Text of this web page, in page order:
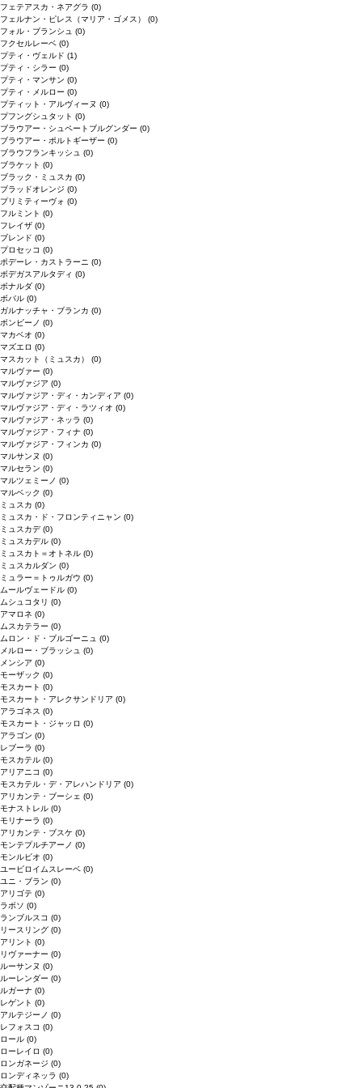
フェテアスカ・ネアグラ (0)
フェルナン・ピレス（マリア・ゴメス） (0)
フォル・ブランシュ (0)
フクセルレーベ (0)
プティ・ヴェルド (1)
プティ・シラー (0)
プティ・マンサン (0)
プティ・メルロー (0)
プティット・アルヴィーヌ (0)
プフングシュタット (0)
ブラウアー・シュペートブルグンダー (0)
ブラウアー・ポルトギーザー (0)
ブラウフランキッシュ (0)
ブラケット (0)
ブラック・ミュスカ (0)
ブラッドオレンジ (0)
プリミティーヴォ (0)
フルミント (0)
フレイザ (0)
ブレンド (0)
プロセッコ (0)
ポデーレ・カストラーニ (0)
ボデガスアルタディ (0)
ボナルダ (0)
ボバル (0)
ガルナッチャ・ブランカ (0)
ボンビーノ (0)
マカベオ (0)
マズエロ (0)
マスカット（ミュスカ） (0)
マルヴァー (0)
マルヴァジア (0)
マルヴァジア・ディ・カンディア (0)
マルヴァジア・ディ・ラツィオ (0)
マルヴァジア・ネッラ (0)
マルヴァジア・フィナ (0)
マルヴァジア・フィンカ (0)
マルサンヌ (0)
マルセラン (0)
マルツェミーノ (0)
マルベック (0)
ミュスカ (0)
ミュスカ・ド・フロンティニャン (0)
ミュスカデ(0)
ミュスカデル (0)
ミュスカト＝オトネル (0)
ミュスカルダン (0)
ミュラー＝トゥルガウ (0)
ムールヴェードル (0)
ムシュコタリ (0)
アマロネ (0)
ムスカテラー (0)
ムロン・ド・ブルゴーニュ (0)
メルロー・ブラッシュ (0)
メンシア (0)
モーザック (0)
モスカート (0)
モスカート・アレクサンドリア (0)
アラゴネス (0)
モスカート・ジャッロ (0)
アラゴン (0)
レブーラ (0)
モスカテル (0)
アリアニコ (0)
モスカテル・デ・アレハンドリア (0)
アリカンテ・ブーシェ (0)
モナストレル (0)
モリナーラ (0)
アリカンテ・ブスケ (0)
モンテプルチアーノ (0)
モンルビオ (0)
ユービロイムスレーベ (0)
ユニ・ブラン (0)
アリゴテ (0)
ラボソ (0)
ランブルスコ (0)
リースリング (0)
アリント (0)
リヴァーナー (0)
ルーサンヌ (0)
ルーレンダー (0)
ルガーナ (0)
レゲント (0)
アルテジーノ (0)
レフォスコ (0)
ロール (0)
ローレイロ (0)
ロンガネージ (0)
ロンディネッラ (0)